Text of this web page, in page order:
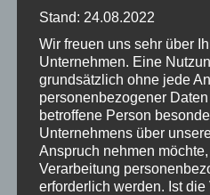
November 2024
Juni 2023
Mai 2023
April 2023
März 2023
Stand: 24.08.2022
Wir freuen uns sehr über
Unternehmen. Eine
grundsätzlich ohne jede
personenbezogener
betroffene Person
Unternehmens über
Anspruch nehmen
Verarbeitung
erforderlich werden. Ist die